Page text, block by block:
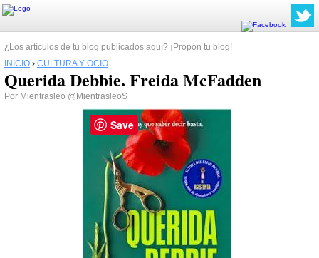
¿Los artículos de tu blog publicados aquí? ¡Propón tu blog!
INICIO › CULTURA Y OCIO
Querida Debbie. Freida McFadden
Por Mientrasleo @MientrasleoS
Save